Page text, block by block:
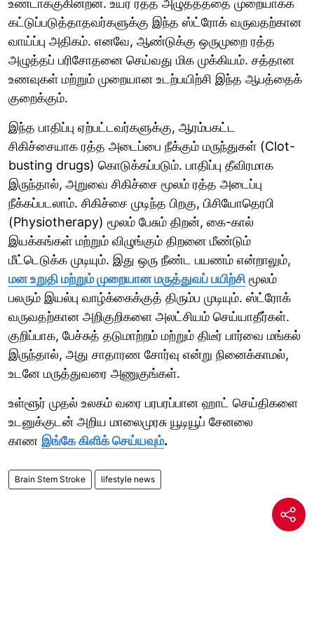
கட்டுப்படுத்தாதவர்களுக்கு இந்த ஸ்ட்ரோக் வருவதற்கான
வாய்ப்பு அதிகம். எனவே, ஆண்டுக்கு ஒருமுறை ரத்த
அழுத்தப் பரிசோதனை செய்வது மிக முக்கியம். சத்தான
உணவுகள் மற்றும் முறையான உடற்பயிற்சி இந்த ஆபத்தைக்
குறைக்கும்.
இந்த பாதிப்பு ஏற்பட்டவர்களுக்கு, ஆரம்பகட்ட
சிகிச்சையாக ரத்த அடைப்பை நீக்கும் மருந்துகள் (Clot-
busting drugs) கொடுக்கப்படும். பாதிப்பு தீவிரமாக
இருந்தால், அறுவை சிகிச்சை மூலம் ரத்த அடைப்பு
நீக்கப்படலாம். சிகிச்சை முடிந்த பிறகு, பிசியோதெரபி
(Physiotherapy) மூலம் பேசும் திறன், கை-கால்
இயக்கங்கள் மற்றும் விழுங்கும் திறனை மீண்டும்
மீட்டெடுக்க முடியும். இது ஒரு நீண்ட பயணம் என்றாலும்,
மன உறுதி மற்றும் முறையான மருத்துவப் பயிற்சி மூலம்
பலரும் இயல்பு வாழ்க்கைக்குத் திரும்ப முடியும். ஸ்ட்ரோக்
வருவதற்கான அறிகுறிகளை அலட்சியம் செய்யாதீர்கள்.
குறிப்பாக, பேச்சுத் தடுமாற்றம் மற்றும் திடீர் பார்வை மங்கல்
இருந்தால், அது சாதாரண சோர்வு என்று நினைக்காமல்,
உடனே மருத்துவரை அணுகுங்கள்.
உள்ளூர் முதல் உலகம் வரை பரபரப்பான ஹாட் செய்திகளை
உடனுக்குடன் அறிய மாலைமுரசு யூடியூப் சேனலை
காண இங்கே கிளிக் செய்யவும்.
Brain Stem Stroke lifestyle news